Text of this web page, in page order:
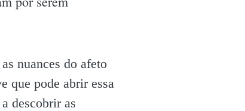
nuances do afeto
que pode abrir essa
descobrir as